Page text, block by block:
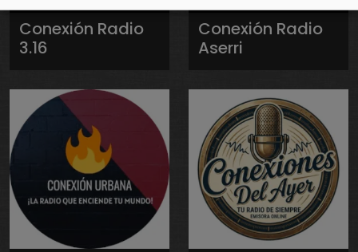
Conexión Radio
3.16
Conexión Radio
Aserri